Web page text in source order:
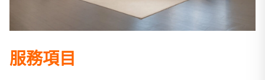
服務項目